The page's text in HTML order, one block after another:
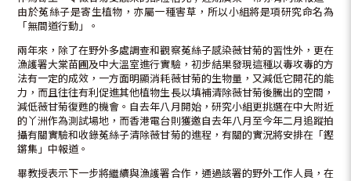
由於菟絲子是寄生植物，亦屬一種害草，所以小組將是項研究命名為
「無間道行動」。
兩年來，除了在野外多處調查和觀察菟絲子感染薇甘菊的習性外，更在
漁護署大棠苗圃及中大溫室進行實驗，初步結果發現這種以毒攻毒的方
法有一定的成效，一方面明顯消耗薇甘菊的生物量，又減低它開花的能
力，而且往往有利促進其他植物生長以填補清除薇甘菊後騰出的空間，
減低薇甘菊復甦的機會。自去年八月開始，研究小組更挑選在中大附近
的丫洲作為測試場地，而香港電台則獲邀自去年八月至今年二月追蹤拍
攝有關實驗和收錄菟絲子清除薇甘菊的進程，有關的實況將安排在「鏗
鏘集」中報道。
畢教授表示下一步將繼續與漁護署合作，通過該署的野外工作人員，在